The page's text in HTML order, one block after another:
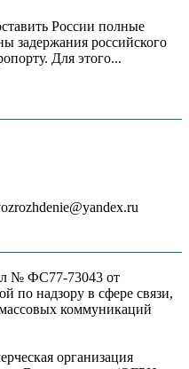
России полные
задержания российского
Для этого...
№ ФС77-73043 от
по надзору в сфере связи,
коммуникаций
организация